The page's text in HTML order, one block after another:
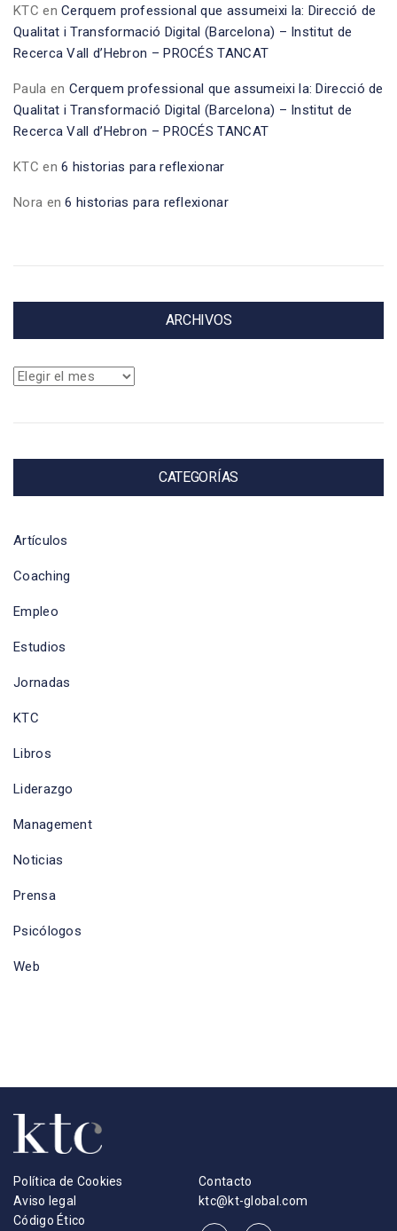
KTC enCerquem professional que assumeixi la: Direcció de
Qualitat i Transformació Digital (Barcelona) – Institut de
Recerca Vall d’Hebron – PROCÉS TANCAT
Paula en Cerquem professional que assumeixi la: Direcció de
Qualitat i Transformació Digital (Barcelona) – Institut de
Recerca Vall d’Hebron – PROCÉS TANCAT
KTC en6 historias para reflexionar
Nora en6 historias para reflexionar
ARCHIVOS
Archivos
CATEGORÍAS
Artículos
Coaching
Empleo
Estudios
Jornadas
KTC
Libros
Liderazgo
Management
Noticias
Prensa
Psicólogos
Web
Política de Cookies
Aviso legal
Código Ético
Contacto
ktc@kt-global.com